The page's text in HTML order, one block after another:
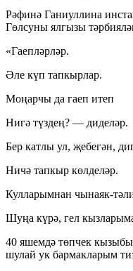
Рәфинә Ганиуллина
Гөлсуны ялгызы
«Гаепләрләр.
Əле күп тапкырлар.
Моңарчы да гаеп итеп
Нигә түздең? — диделәр.
Бер катлы ул, җебегән,
Ничә тапкыр көлделәр.
Кулларымнан чынаяк-
Шуңа күрә, гел
40 яшемдә төпчек
шулай ук бармакларым